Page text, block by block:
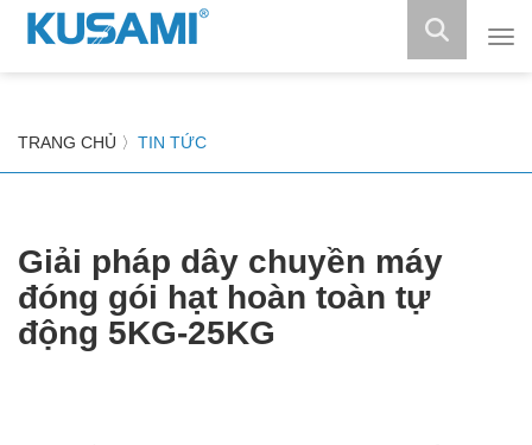
Máy
TRANG CHỦ 〉 TIN TỨC
Giải pháp dây chuyền máy
đóng gói hạt hoàn toàn tự
động 5KG-25KG